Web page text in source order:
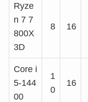
Ryze
n 7 7
800X
3D
8 16
Core i
5-144
00
1
0
16